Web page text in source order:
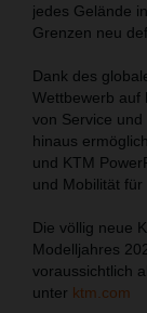
jedes Gelände
Grenzen neu
Dank des
Wettbewerb auf
von Service
hinaus
und KTM
und Mobilität
Die völlig neue
Modelljahres
voraussichtlich
unter ktm.com